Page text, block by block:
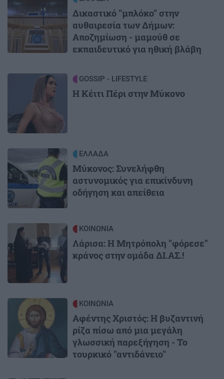
Δικαστικό "μπλόκο" στην
αυθαιρεσία των Δήμων:
Αποζημίωση - μαμούθ σε
εκπαιδευτικό για ηθική βλάβη
GOSSIP - LIFESTYLE
Η Κέιτι Πέρι στην Μύκονο
ΕΛΛΑΔΑ
Μύκονος: Συνελήφθη
αστυνομικός για επικίνδυνη
οδήγηση και απείθεια
Image ΚΟΙΝΩΝΙΑ
Λάρισα: Η Μητρόπολη "φόρεσε"
κράνος στην ομάδα ΔΙ.ΑΣ.!
Image ΚΟΙΝΩΝΙΑ
Αφέντης Χριστός: Η βυζαντινή
ρίζα πίσω από μια μεγάλη
γλωσσική παρεξήγηση - Το
τουρκικό "αντιδάνειο"